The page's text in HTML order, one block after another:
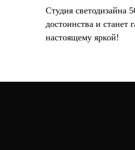
Студия светодизайна
достоинства и
настоящему яркой!